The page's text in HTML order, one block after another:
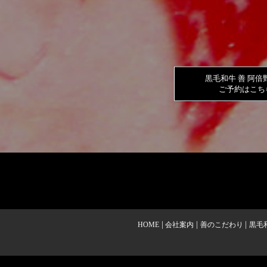
黒毛和牛 善 阿倍
ご予約はこち
HOME 会社案内 善のこだわり 黒毛